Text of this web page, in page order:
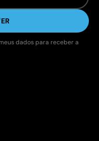
dados para receber a